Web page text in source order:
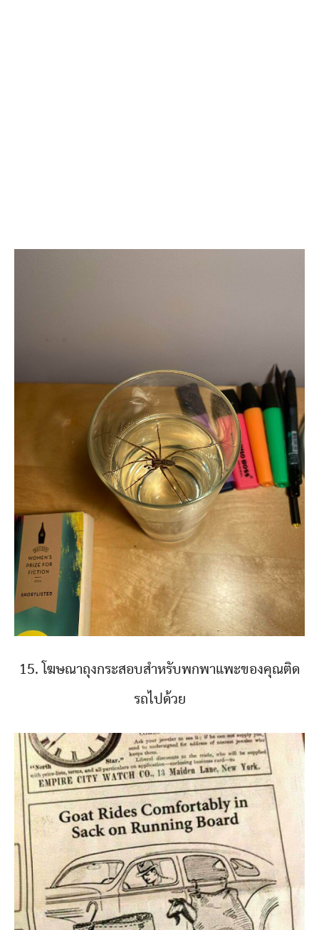
15. โฆษณาถุงกระสอบสำหรับพกพาแพะของคุณติด
รถไปด้วย